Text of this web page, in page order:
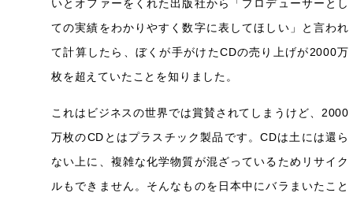
いとオファーをくれた出版社から「プロデューサーとし
ての実績をわかりやすく数字に表してほしい」と言われ
て計算したら、ぼくが手がけたCDの売り上げが2000万
枚を超えていたことを知りました。
これはビジネスの世界では賞賛されてしまうけど、2000
万枚のCDとはプラスチック製品です。CDは土には還ら
ない上に、複雑な化学物質が混ざっているためリサイク
ルもできません。そんなものを日本中にバラまいたこと